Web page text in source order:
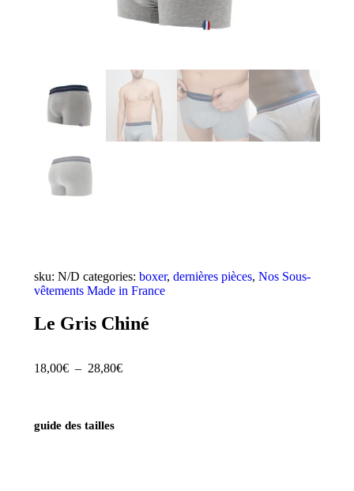
sku: N/D categories: boxer, dernières pièces, Nos Sous-
vêtements Made in France
Le Gris Chiné
18,00€ – 28,80€
guide des tailles